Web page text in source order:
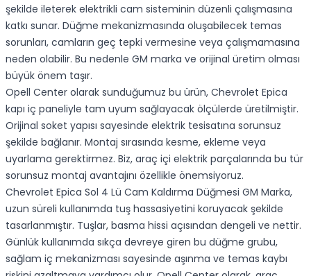
şekilde ileterek elektrikli cam sisteminin düzenli çalışmasına
katkı sunar. Düğme mekanizmasında oluşabilecek temas
sorunları, camların geç tepki vermesine veya çalışmamasına
neden olabilir. Bu nedenle GM marka ve orijinal üretim olması
büyük önem taşır.
Opell Center olarak sunduğumuz bu ürün, Chevrolet Epica
kapı iç paneliyle tam uyum sağlayacak ölçülerde üretilmiştir.
Orijinal soket yapısı sayesinde elektrik tesisatına sorunsuz
şekilde bağlanır. Montaj sırasında kesme, ekleme veya
uyarlama gerektirmez. Biz, araç içi elektrik parçalarında bu tür
sorunsuz montaj avantajını özellikle önemsiyoruz.
Chevrolet Epica Sol 4 Lü Cam Kaldırma Düğmesi GM Marka,
uzun süreli kullanımda tuş hassasiyetini koruyacak şekilde
tasarlanmıştır. Tuşlar, basma hissi açısından dengeli ve nettir.
Günlük kullanımda sıkça devreye giren bu düğme grubu,
sağlam iç mekanizması sayesinde aşınma ve temas kaybı